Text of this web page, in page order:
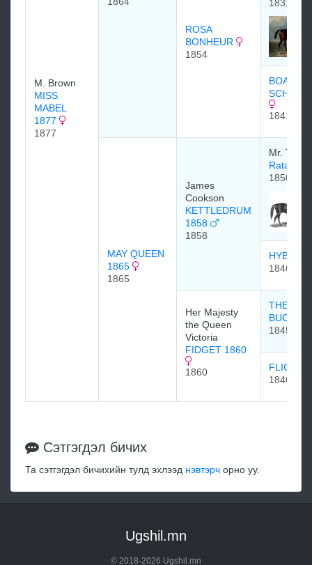
M. Brown
MISS
MABEL
1877
1877
ROSA
BONHEUR
1854
1831
SCHOOL
1841
MAY QUEEN
1865
1865
James
Cookson
KETTLEDRUM
1858
1858
Mr.
Rataplan
1850
HYBLA
1846
Her Majesty
the Queen
Victoria
FIDGET 1860
1860
THE
BUCK
1845
FLIGHT
1846
Сэтгэгдэл бичих
Та сэтгэгдэл бичихийн тулд эхлээд нэвтэрч орно уу.
Ugshil.mn
© 2018-2026 Ugshil.mn